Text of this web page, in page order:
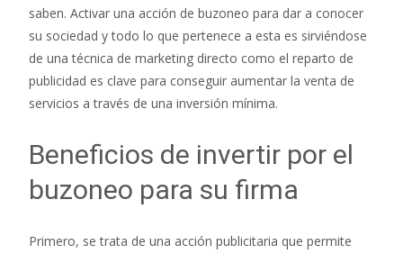
saben. Activar una acción de buzoneo para dar a conocer
su sociedad y todo lo que pertenece a esta es sirviéndose
de una técnica de marketing directo como el reparto de
publicidad es clave para conseguir aumentar la venta de
servicios a través de una inversión mínima.
Beneficios de invertir por el
buzoneo para su firma
Primero, se trata de una acción publicitaria que permite